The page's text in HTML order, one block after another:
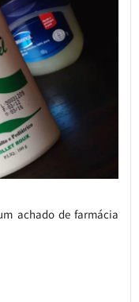
achado de farmácia